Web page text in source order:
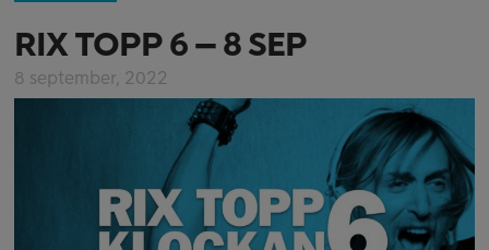
RIX TOPP 6 – 8 SEP
8 september, 2022